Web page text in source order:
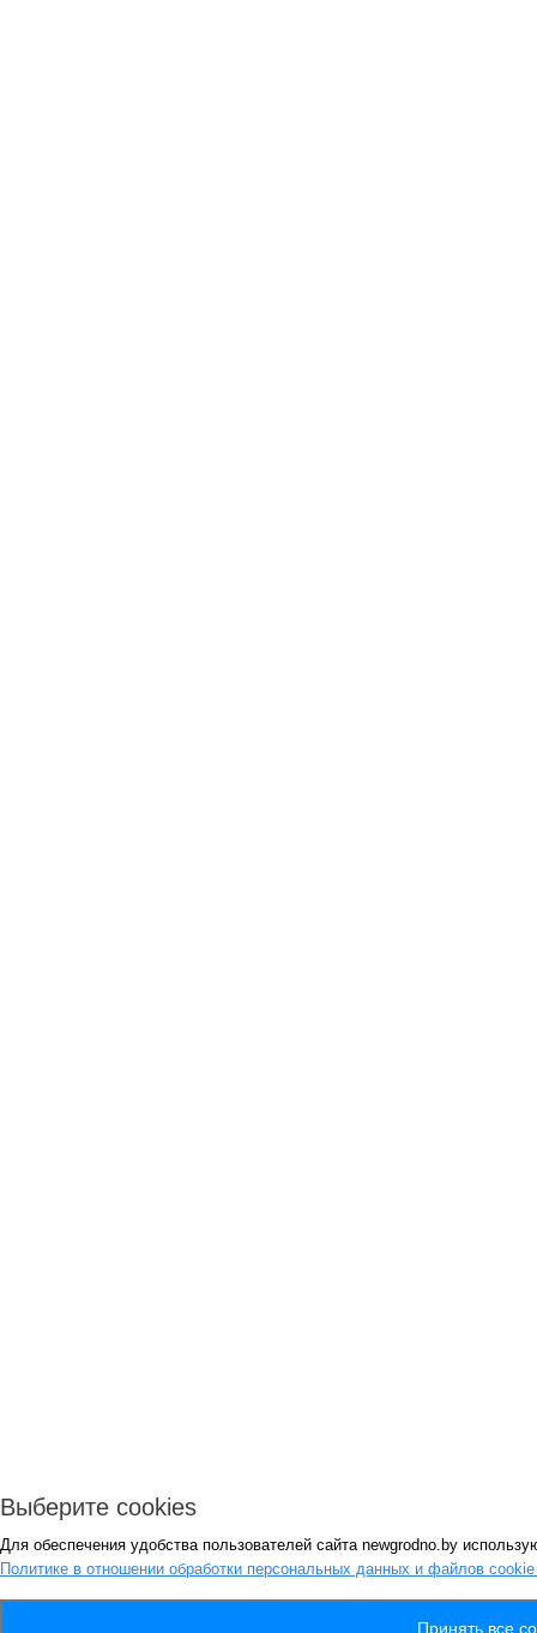
Выберите cookies
Для обеспечения удобства пользователей сайта newgrodno.by
Политике в отношении обработки персональных данных и файлов
Принять все